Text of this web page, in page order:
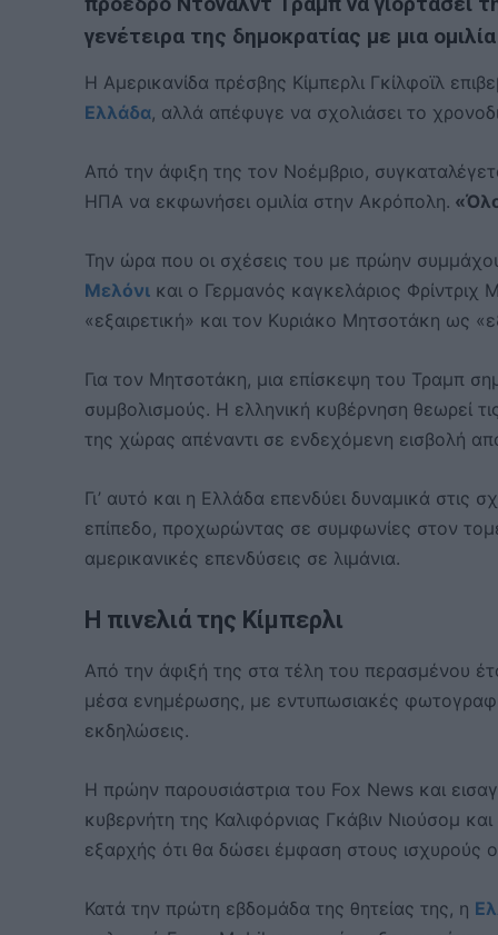
γενέτειρα της δημοκρατίας με μια
Η Αμερικανίδα πρέσβης Κίμπερλι Γκίλφοϊλ
Ελλάδα, αλλά απέφυγε να σχολιάσει το
Από την άφιξη της τον Νοέμβριο,
ΗΠΑ να εκφωνήσει ομιλία στην Ακρόπολη.
Την ώρα που οι σχέσεις του με πρώην
Μελόνι και ο Γερμανός καγκελάριος Φρίντριχ
«εξαιρετική» και τον Κυριάκο Μητσοτάκη ως
Για τον Μητσοτάκη, μια επίσκεψη του Τραμπ
συμβολισμούς. Η ελληνική κυβέρνηση θεωρεί
της χώρας απέναντι σε ενδεχόμενη εισβολή
Γι’ αυτό και η Ελλάδα επενδύει δυναμικά στις
επίπεδο, προχωρώντας σε συμφωνίες στον
αμερικανικές επενδύσεις σε λιμάνια.
Η πινελιά της Κίμπερλι
Από την άφιξή της στα τέλη του περασμένου
μέσα ενημέρωσης, με εντυπωσιακές
εκδηλώσεις.
Η πρώην παρουσιάστρια του Fox News και
κυβερνήτη της Καλιφόρνιας Γκάβιν Νιούσομ
εξαρχής ότι θα δώσει έμφαση στους ισχυρούς
Κατά την πρώτη εβδομάδα της θητείας της, η